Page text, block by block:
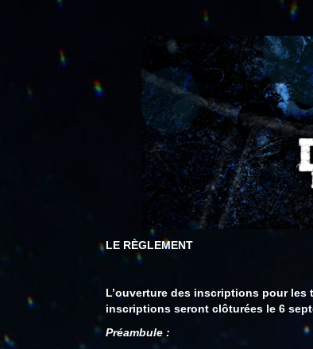
LE RÈGLEMENT
L’ouverture des inscriptions pour
inscriptions seront clôturées le 6
Préambule :